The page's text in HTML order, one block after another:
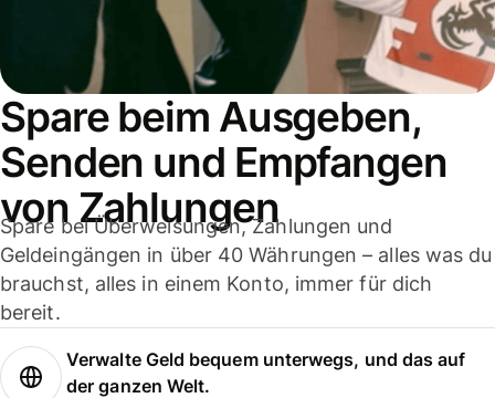
Spare beim Ausgeben,
Senden und Empfangen
von Zahlungen
Spare bei Überweisungen, Zahlungen und
Geldeingängen in über 40 Währungen – alles was du
brauchst, alles in einem Konto, immer für dich
bereit.
Verwalte Geld bequem unterwegs, und das auf
der ganzen Welt.